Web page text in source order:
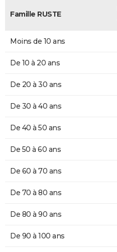
Famille RUSTE
Moins de 10 ans
De 10 à 20 ans
De 20 à 30 ans
De 30 à 40 ans
De 40 à 50 ans
De 50 à 60 ans
De 60 à 70 ans
De 70 à 80 ans
De 80 à 90 ans
De 90 à 100 ans